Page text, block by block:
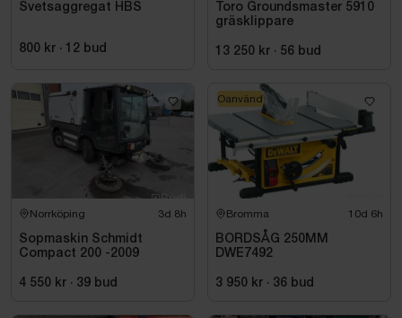
Svetsaggregat HBS
800 kr · 12 bud
Toro Groundsmaster 5910
gräsklippare
13 250 kr · 56 bud
Norrköping 3d 8h
Sopmaskin Schmidt
Compact 200 -2009
4 550 kr · 39 bud
Bromma 10d 6h
BORDSÅG 250MM
DWE7492
3 950 kr · 36 bud
Oanvänd